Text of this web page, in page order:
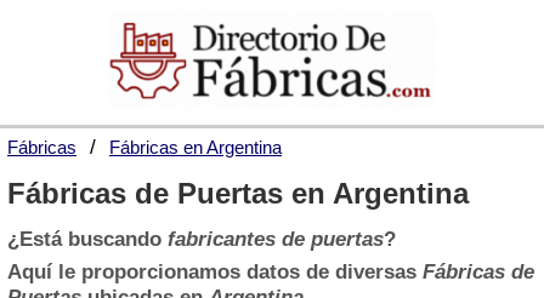
Fábricas Fábricas en Argentina
Fábricas de Puertas en Argentina
¿Está buscando fabricantes de puertas?
Aquí le proporcionamos datos de diversas Fábricas de